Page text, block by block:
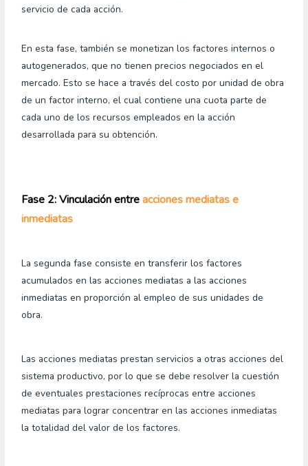
servicio de cada acción.
En esta fase, también se monetizan los factores internos o
autogenerados, que no tienen precios negociados en el
mercado. Esto se hace a través del costo por unidad de obra
de un factor interno, el cual contiene una cuota parte de
cada uno de los recursos empleados en la acción
desarrollada para su obtención.
Fase 2: Vinculación entre acciones mediatas e
inmediatas
La segunda fase consiste en transferir los factores
acumulados en las acciones mediatas a las acciones
inmediatas en proporción al empleo de sus unidades de
obra.
Las acciones mediatas prestan servicios a otras acciones del
sistema productivo, por lo que se debe resolver la cuestión
de eventuales prestaciones recíprocas entre acciones
mediatas para lograr concentrar en las acciones inmediatas
la totalidad del valor de los factores.